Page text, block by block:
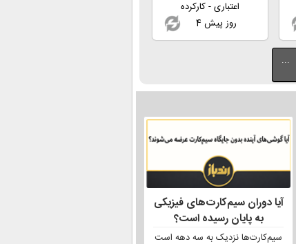
اعتباری - کارکرده
4 روز پیش
...
آیا دوران سیم‌کارت‌های فیزیکی
به پایان رسیده است؟
سیم‌کارت‌ها نزدیک به سه دهه است